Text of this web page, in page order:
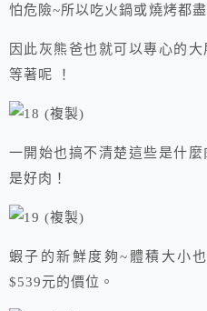
怕危險~所以吃火鍋或燒烤都
因此灰熊爸也就可以專心的
等著呢 ！
一開始也搞不清楚這些是什
是好肉！
蝦子的新鮮度夠~體積大小
$539元的價位。